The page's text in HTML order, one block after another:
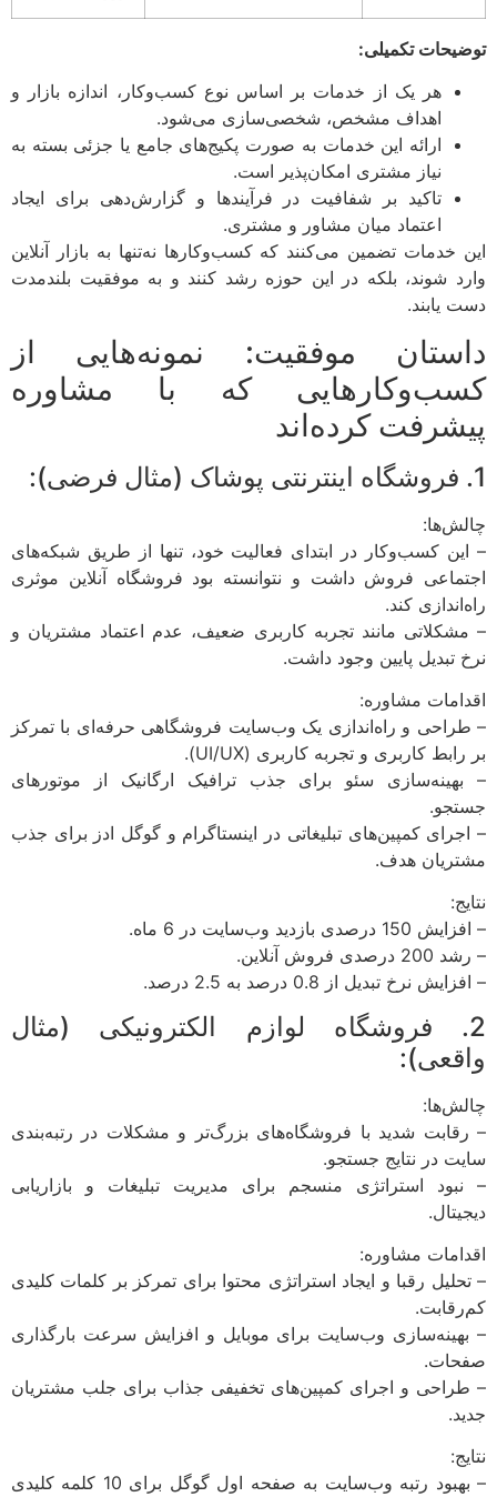
توضیحات تکمیلی:
هر یک از خدمات بر اساس نوع کسب‌وکار، اندازه بازار و
اهداف مشخص، شخصی‌سازی می‌شود.
ارائه این خدمات به صورت پکیج‌های جامع یا جزئی بسته به
نیاز مشتری امکان‌پذیر است.
تاکید بر شفافیت در فرآیندها و گزارش‌دهی برای ایجاد
اعتماد میان مشاور و مشتری.
این خدمات تضمین می‌کنند که کسب‌وکارها نه‌تنها به بازار آنلاین
وارد شوند، بلکه در این حوزه رشد کنند و به موفقیت بلندمدت
دست یابند.
داستان موفقیت: نمونه‌هایی از
کسب‌وکارهایی که با مشاوره
پیشرفت کرده‌اند
1. فروشگاه اینترنتی پوشاک (مثال فرضی):
چالش‌ها:
– این کسب‌وکار در ابتدای فعالیت خود، تنها از طریق شبکه‌های
اجتماعی فروش داشت و نتوانسته بود فروشگاه آنلاین موثری
راه‌اندازی کند.
– مشکلاتی مانند تجربه کاربری ضعیف، عدم اعتماد مشتریان و
نرخ تبدیل پایین وجود داشت.
اقدامات مشاوره:
– طراحی و راه‌اندازی یک وب‌سایت فروشگاهی حرفه‌ای با تمرکز
بر رابط کاربری و تجربه کاربری (UI/UX).
– بهینه‌سازی سئو برای جذب ترافیک ارگانیک از موتورهای
جستجو.
– اجرای کمپین‌های تبلیغاتی در اینستاگرام و گوگل ادز برای جذب
مشتریان هدف.
نتایج:
– افزایش 150 درصدی بازدید وب‌سایت در 6 ماه.
– رشد 200 درصدی فروش آنلاین.
– افزایش نرخ تبدیل از 0.8 درصد به 2.5 درصد.
2. فروشگاه لوازم الکترونیکی (مثال
واقعی):
چالش‌ها:
– رقابت شدید با فروشگاه‌های بزرگ‌تر و مشکلات در رتبه‌بندی
سایت در نتایج جستجو.
– نبود استراتژی منسجم برای مدیریت تبلیغات و بازاریابی
دیجیتال.
اقدامات مشاوره:
– تحلیل رقبا و ایجاد استراتژی محتوا برای تمرکز بر کلمات کلیدی
کم‌رقابت.
– بهینه‌سازی وب‌سایت برای موبایل و افزایش سرعت بارگذاری
صفحات.
– طراحی و اجرای کمپین‌های تخفیفی جذاب برای جلب مشتریان
جدید.
نتایج:
– بهبود رتبه وب‌سایت به صفحه اول گوگل برای 10 کلمه کلیدی